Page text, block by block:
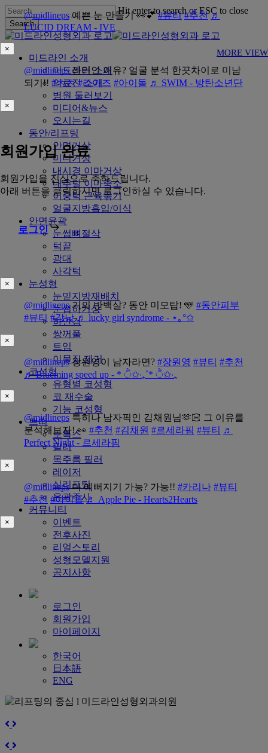
Skip
to
main
content
Hit enter to search or ESC to close
Search
Close
Search
Menu
미드라인 소개
미드라인 소개
의료진 소개
병원 둘러보기
미디어&뉴스
오시는길
동안/리프팅
안면거상
미니거상
내시경 이마거상
내추럴 이마축소
이중턱 근육묶기
얼굴지방흡입/이식
안면윤곽
눈썹뼈절삭
턱끝
광대
사각턱
눈성형
눈밑지방재배치
눈썹하거상
하안검
쌍꺼풀
트임
이물질 제거
코성형
유형별 코성형
코 재수술
기능 코성형
쁘띠
보톡스
필러
목주름 필러
레이저
실리프팅
윤곽주사
커뮤니티
이벤트
전후사진
리얼스토리
성형모델지원
공지사항
로그인
회원가입
마이페이지
한국어
日本語
ENG
MORE VIEW
@midlineps예쁜 눈 만들기 👀💕#뷰티 #추천 ♬
LUCID DREAM - IVE
×
@midlineps센터인 이유? 얼굴 분석 한끗차이로 미남
되기!! #ㅊㅊ #라이즈 #아이돌 ♬ SWIM - 방탄소년단
×
회원가입 완료
회원가입을 진심으로 축하드립니다.
아래 버튼을 클릭하시면 로그인하실 수 있습니다.
로그인
×
@midlineps거의 반백살? 동안 미모탑! 🩵 #동안피부
#뷰티 #강남 ♬ lucky girl syndrome - ⋆｡°✩
×
@midlineps장원영이 남자라면? #장원영 #뷰티 #추천
♬ Blueming speed up - * ੈ✩‧₊˚* ੈ✩‧₊
×
@midlineps 특히나 남자픽인 김채원님🫶🏻 그 이유를
분석해보자! 👀 #추천 #김채원 #르세라핌 #뷰티
♬
Perfect Night - 르세라핌
×
@midlineps더 예뻐지기 가능? 가능!! #카리나 #뷰티
#추천 #아이돌 ♬ Apple Pie - Hearts2Hearts
×